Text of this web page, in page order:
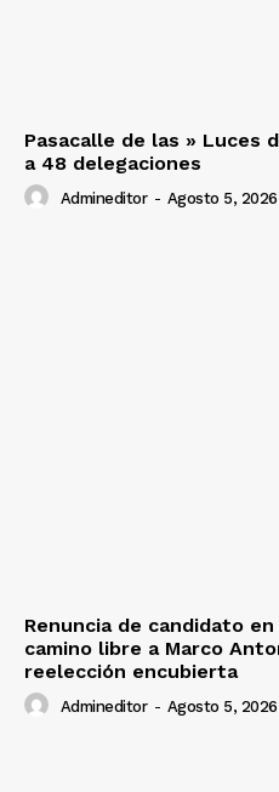
Diario los
Nosotros
Pasacalle de las » Luces
a 48 delegaciones
Admineditor - Agosto 5, 2026
Renuncia de candidato
camino libre a Marco
reelección encubierta
Admineditor - Agosto 5, 2026